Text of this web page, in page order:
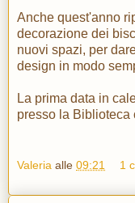
Anche quest'anno
decorazione dei
nuovi spazi, per
design in modo
La prima data in
presso la Biblioteca
Valeria alle 09:21 1